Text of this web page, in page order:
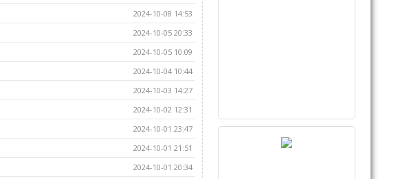
2024-10-08 14:53
2024-10-05 20:33
2024-10-05 10:09
2024-10-04 10:44
2024-10-03 14:27
2024-10-02 12:31
2024-10-01 23:47
2024-10-01 21:51
2024-10-01 20:34